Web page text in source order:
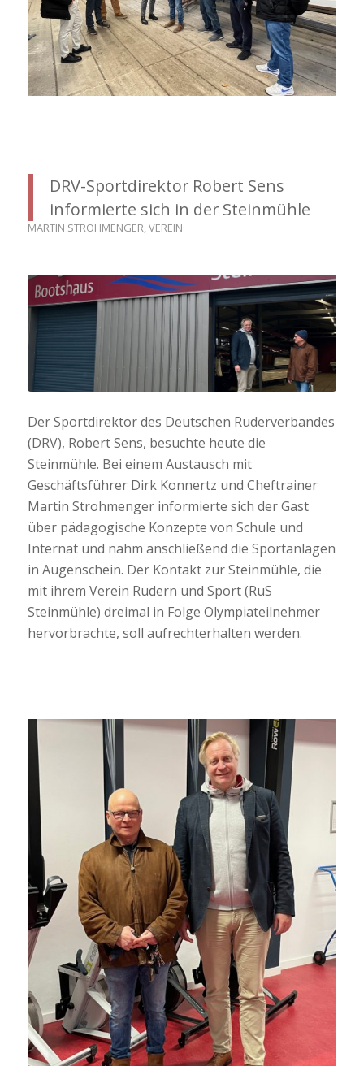
DRV-Sportdirektor Robert Sens
informierte sich in der Steinmühle
MARTIN STROHMENGER VEREIN
Der Sportdirektor des Deutschen Ruderverbandes
(DRV), Robert Sens, besuchte heute die
Steinmühle. Bei einem Austausch mit
Geschäftsführer Dirk Konnertz und Cheftrainer
Martin Strohmenger informierte sich der Gast
über pädagogische Konzepte von Schule und
Internat und nahm anschließend die Sportanlagen
in Augenschein. Der Kontakt zur Steinmühle, die
mit ihrem Verein Rudern und Sport (RuS
Steinmühle) dreimal in Folge Olympiateilnehmer
hervorbrachte, soll aufrechterhalten werden.